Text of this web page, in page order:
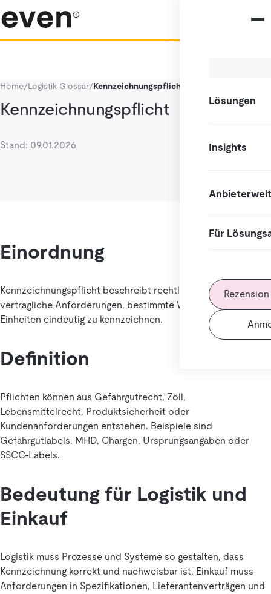
Lösungen
Insights
Anbieterwelt
Für
Home/Logistik Glossar/Kennzeichnungspflicht
Kennzeichnungspflicht
Stand: 09.01.2026
Einordnung
Kennzeichnungspflicht beschreibt rechtliche oder
vertragliche Anforderungen, bestimmte Waren oder
Einheiten eindeutig zu kennzeichnen.
Definition
Pflichten können aus Gefahrgutrecht, Zoll,
Lebensmittelrecht, Produktsicherheit oder
Kundenanforderungen entstehen. Beispiele sind
Gefahrgutlabels, MHD, Chargen, Ursprungsangaben oder
SSCC-Labels.
Bedeutung für Logistik und
Einkauf
Logistik muss Prozesse und Systeme so gestalten, dass
Kennzeichnung korrekt und nachweisbar ist. Einkauf muss
Anforderungen in Spezifikationen, Lieferantenverträgen und